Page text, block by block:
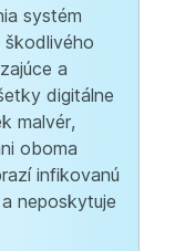
systém
a
digitálne
malvér,
oboma
infikovanú
a neposkytuje